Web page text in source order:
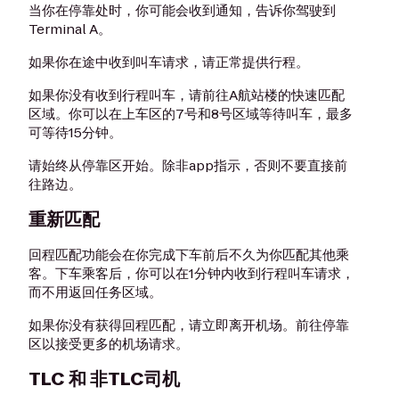
当你在停靠处时，你可能会收到通知，告诉你驾驶到
Terminal A。
如果你在途中收到叫车请求，请正常提供行程。
如果你没有收到行程叫车，请前往A航站楼的快速匹配
区域。你可以在上车区的7号和8号区域等待叫车，最多
可等待15分钟。
请始终从停靠区开始。除非app指示，否则不要直接前
往路边。
重新匹配
回程匹配功能会在你完成下车前后不久为你匹配其他乘
客。下车乘客后，你可以在1分钟内收到行程叫车请求，
而不用返回任务区域。
如果你没有获得回程匹配，请立即离开机场。前往停靠
区以接受更多的机场请求。
TLC 和 非TLC司机